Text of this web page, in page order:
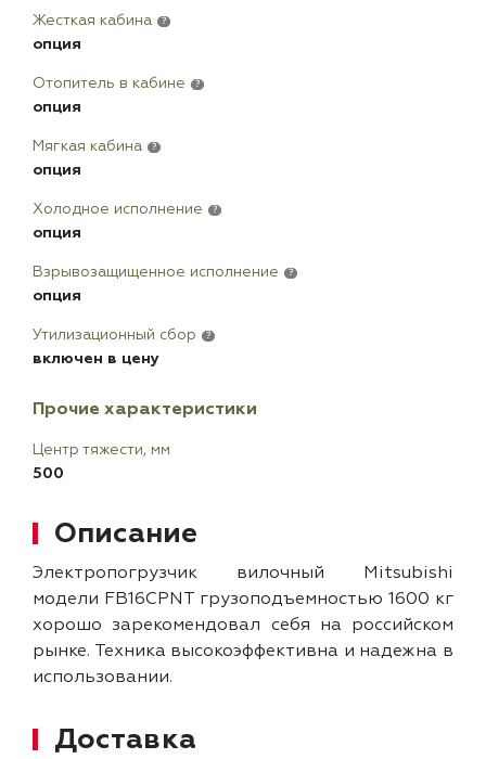
Жесткая кабина ?
опция
Отопитель в кабине ?
опция
Мягкая кабина ?
опция
Холодное исполнение ?
опция
Взрывозащищенное исполнение ?
опция
Утилизационный сбор ?
включен в цену
Прочие характеристики
Центр тяжести, мм
500
Описание
Электропогрузчик вилочный Mitsubishi
модели FB16CPNT грузоподъемностью 1600 кг
хорошо зарекомендовал себя на российском
рынке. Техника высокоэффективна и надежна в
использовании.
Доставка